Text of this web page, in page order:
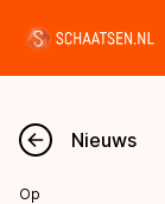
Nieuws
Nieuws
Op